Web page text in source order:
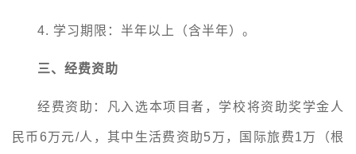
4. 学习期限：半年以上（含半年）。
三、 经费资助
经费资助：凡入选本项目者，学校将资助奖学金人
民币6万元/人，其中生活费资助5万，国际旅费1万（根